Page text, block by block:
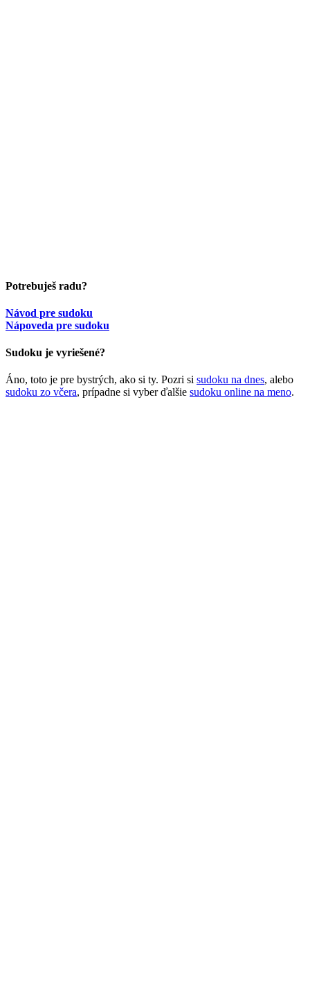
Potrebuješ radu?
Návod pre sudoku
Nápoveda pre sudoku
Sudoku je vyriešené?
Áno, toto je pre bystrých, ako si ty. Pozri si sudoku na dnes, alebo
sudoku zo včera, prípadne si vyber ďalšie sudoku online na meno.